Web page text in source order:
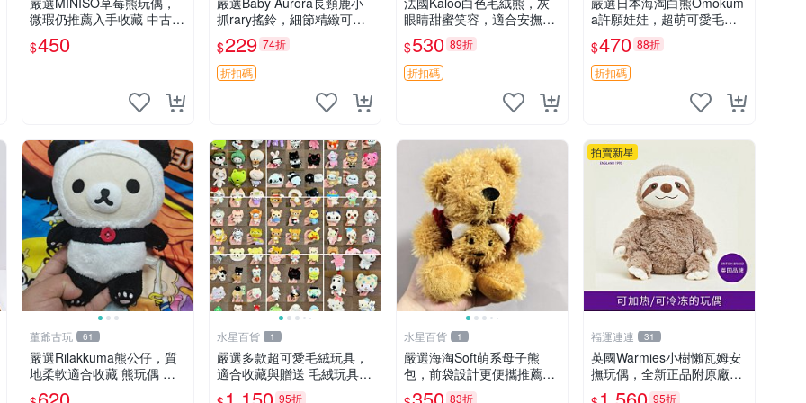
微瑕仍推薦入手收藏 中古 M
INISO 草莓熊 玩具 收藏
$450
抓rary搖鈴，細節精緻可聆
聽清脆鈴音 軟萌可愛 定制
紀念 金屬搖鈴 新手媽咪推
薦 長頸鹿 抓rary 搖鈴
$229 74折
折扣碼
眼睛甜蜜笑容，適合安撫逗
趣可愛，柔軟面料手感佳。
14 白色安撫熊 毛絨玩具 寶
寶逗樂具
$530 89折
折扣碼
a許願娃娃，超萌可愛毛絨
公仔推薦收藏 白熊 Omoku
ma 毛絨玩具 偽裝娃娃 玩具
擺飾
$470 88折
折扣碼
董爺古玩 61
嚴選Rilakkuma熊公仔，質
地柔軟適合收藏 熊玩偶 柔
軟 公仔 收藏
水星百貨 1
嚴選多款超可愛毛絨玩具，
適合收藏與贈送 毛絨玩具、
抱枕、公仔95折
水星百貨 1
嚴選海淘Soft萌系母子熊
包，前袋設計更便攜推薦收
藏 母子熊 軟綿綿 包包
83折
拍賣新星
福運連連 31
英國Warmies小樹懶瓦姆安
撫玩偶，全新正品附原廠吊
牌與防塵袋，內藏薰衣草可
95折